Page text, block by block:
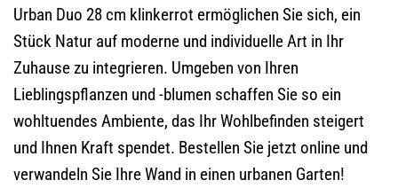
Urban Duo 28 cm klinkerrot ermöglichen Sie sich, ein
Stück Natur auf moderne und individuelle Art in Ihr
Zuhause zu integrieren. Umgeben von Ihren
Lieblingspflanzen und -blumen schaffen Sie so ein
wohltuendes Ambiente, das Ihr Wohlbefinden steigert
und Ihnen Kraft spendet. Bestellen Sie jetzt online und
verwandeln Sie Ihre Wand in einen urbanen Garten!